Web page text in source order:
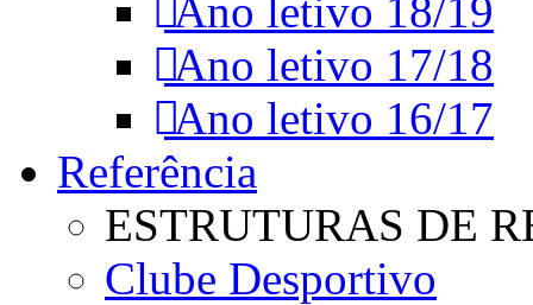
Ano letivo 18/19
Ano letivo 17/18
Ano letivo 16/17
Referência
ESTRUTURAS DE
Clube Desportivo